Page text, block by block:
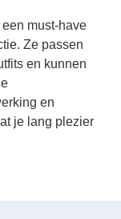
must-have
Ze passen
en kunnen
en
je lang plezier